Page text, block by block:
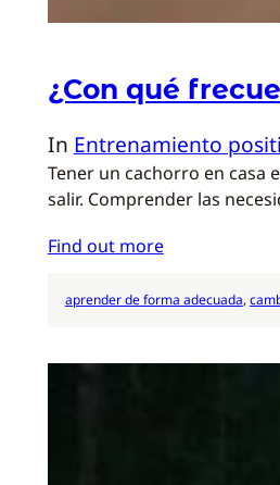
¿Con qué
In Entrenamiento
Tener un cachorro en casa
salir. Comprender las
Find out more
aprender de forma adecuada,